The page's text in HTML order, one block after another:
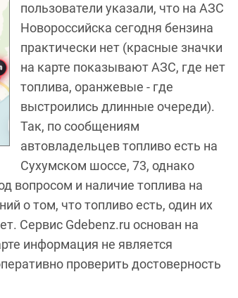
пользователи указали, что на АЗС
Новороссийска сегодня бензина
практически нет (красные значки
на карте показывают АЗС, где нет
топлива, оранжевые - где
выстроились длинные очереди).
Так, по сообщениям
автовладельцев топливо есть на
Сухумском шоссе, 73, однако
вопросом и наличие топлива на
о том, что топливо есть, один их
Сервис Gdebenz.ru основан на
информация не является
проверить достоверность